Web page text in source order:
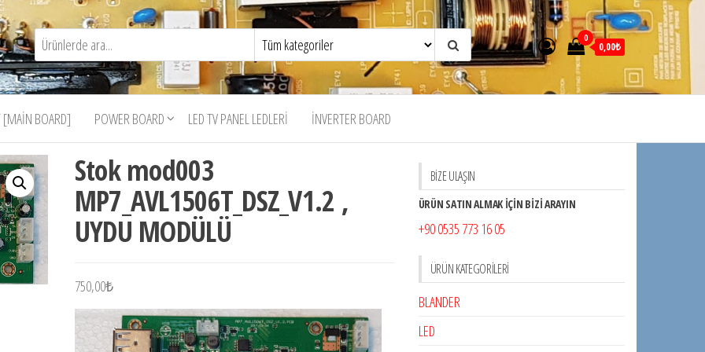
0
0,00₺
[MAIN BOARD] POWER BOARD LED TV PANEL LEDLERI İNVERTER BOARD
Stok mod003
MP7_AVL1506T_DSZ_V1.2 ,
UYDU MODÜLÜ
750,00₺
BİZE ULAŞIN
ÜRÜN SATIN ALMAK İÇİN BİZİ ARAYIN
+90 0535 773 16 05
ÜRÜN KATEGORILERI
BLANDER
LED